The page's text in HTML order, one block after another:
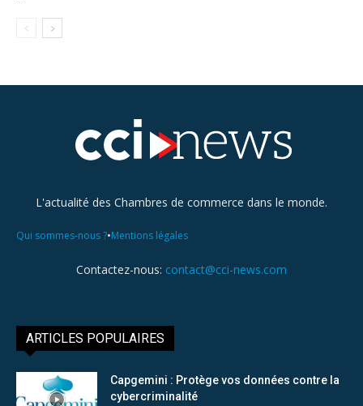
L'actualité des Chambres de commerce dans le monde.
Qui sommes-nous ?•Mentions légales
Contactez-nous: contact@cci-news.com
ARTICLES POPULAIRES
Capgemini : Protège vos données contre la
cybercriminalité